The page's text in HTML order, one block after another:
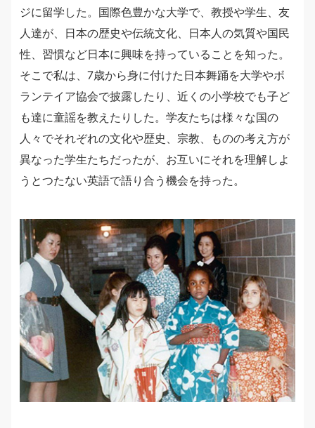
ジに留学した。国際色豊かな大学で、教授や学生、友
人達が、日本の歴史や伝統文化、日本人の気質や国民
性、習慣など日本に興味を持っていることを知った。
そこで私は、7歳から身に付けた日本舞踊を大学やボ
ランテイア協会で披露したり、近くの小学校でも子ど
も達に童謡を教えたりした。学友たちは様々な国の
人々でそれぞれの文化や歴史、宗教、ものの考え方が
異なった学生たちだったが、お互いにそれを理解しよ
うとつたない英語で語り合う機会を持った。